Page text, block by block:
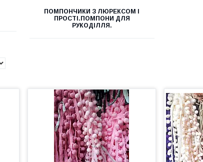
ПОМПОНЧИКИ З ЛЮРЕКСОМ І
ПРОСТІ.ПОМПОНИ ДЛЯ
РУКОДІЛЛЯ.